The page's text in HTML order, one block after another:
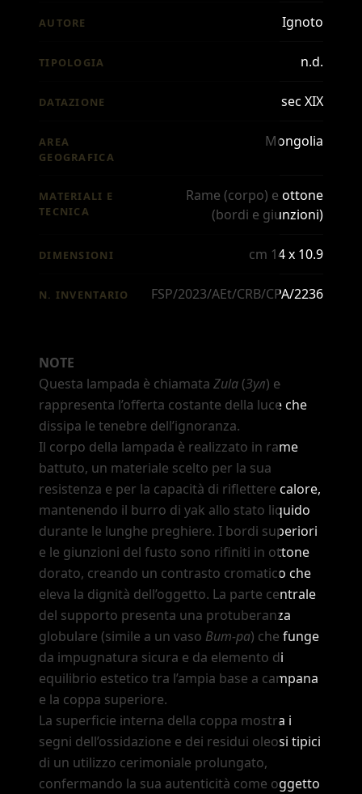
AUTORE Ignoto
TIPOLOGIA n.d.
DATAZIONE sec XIX
AREA
GEOGRAFICA
Mongolia
MATERIALI E
TECNICA
Rame (corpo) e ottone
(bordi e giunzioni)
DIMENSIONI cm 14 x 10.9
N. INVENTARIO FSP/2023/AEt/CRB/CPA/2236
NOTE
Questa lampada è chiamata Zula (Зул) e
rappresenta l’offerta costante della luce che
dissipa le tenebre dell’ignoranza.
Il corpo della lampada è realizzato in rame
battuto, un materiale scelto per la sua
resistenza e per la capacità di riflettere calore,
mantenendo il burro di yak allo stato liquido
durante le lunghe preghiere. I bordi superiori
e le giunzioni del fusto sono rifiniti in ottone
dorato, creando un contrasto cromatico che
eleva la dignità dell’oggetto. La parte centrale
del supporto presenta una protuberanza
globulare (simile a un vaso Bum-pa) che funge
da impugnatura sicura e da elemento di
equilibrio estetico tra l’ampia base a campana
e la coppa superiore.
La superficie interna della coppa mostra i
segni dell’ossidazione e dei residui oleosi tipici
di un utilizzo cerimoniale prolungato,
confermando la sua autenticità come oggetto